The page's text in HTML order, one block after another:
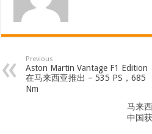
Previous
Aston Martin Vantage F1 Edition
在马来西亚推出 – 535 PS，685
Nm
马来
中国